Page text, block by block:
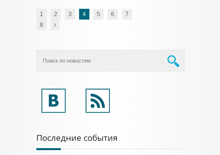
1 2 3 4 5 6
7
8
Последние события